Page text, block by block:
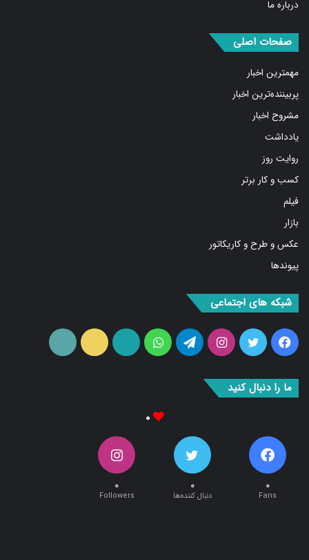
مهمترین اخبار
پربیننده‌ترین اخبار
مشروح اخبار
یادداشت
روایت روز
کسب و کار برتر
فیلم
بازار
عکس و طرح و کاریکاتور
پیوندها
فیس
بوک
توییتراینستاگرامتلگرامواتس
آپ
آپارات ایتا